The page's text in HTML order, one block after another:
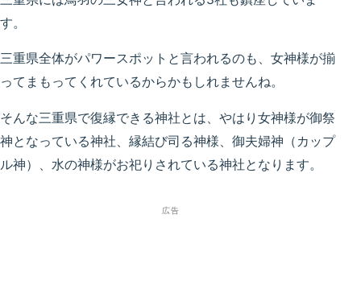
す。
三重県全体がパワースポットと言われるのも、女神様が揃
ってまもってくれているからかもしれませんね。
そんな三重県で復縁できる神社とは、やはり女神様が御祭
神となっている神社、縁結び司る神様、御夫婦神（カップ
ル神）、水の神様がお祀りされている神社となります。
広告